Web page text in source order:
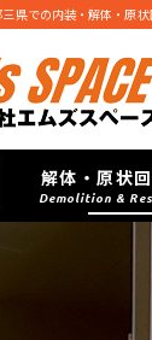
県での内装・解体・原
解体・原状
Demolition &